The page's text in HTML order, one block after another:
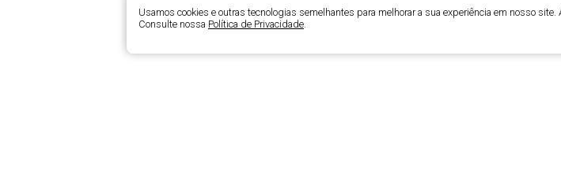
Usamos cookies e outras tecnologias semelhantes para melhorar a sua experiência em nosso
Consulte nossa Política de Privacidade.